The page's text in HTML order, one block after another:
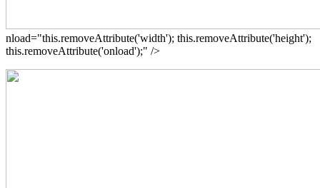
nload="this.removeAttribute('width'); this.removeAttribute('height');
this.removeAttribute('onload');" />